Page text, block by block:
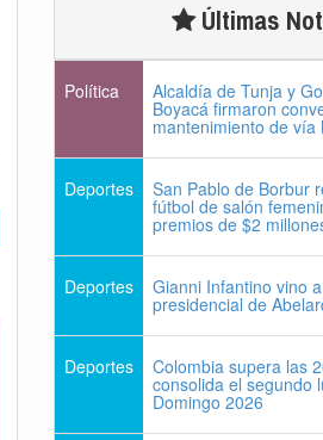
Últimas
Política Alcaldía de Tunja y
Boyacá firmaron
mantenimiento de vía
Deportes San Pablo de Borbur
fútbol de salón
premios de $2
Deportes Gianni Infantino vino
presidencial de
Deportes Colombia supera las
consolida el segundo
Domingo 2026